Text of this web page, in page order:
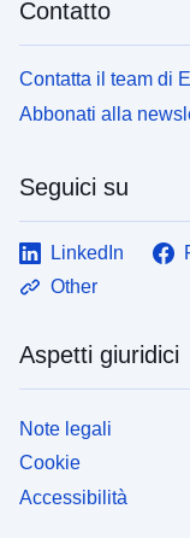
Contatto
Contatta il team di
Abbonati alla
Seguici su
LinkedIn
Other
Aspetti giuridici
Note legali
Cookie
Accessibilità